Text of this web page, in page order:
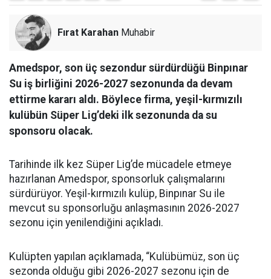
Fırat Karahan Muhabir
Amedspor, son üç sezondur sürdürdüğü Binpınar
Su iş birliğini 2026-2027 sezonunda da devam
ettirme kararı aldı. Böylece firma, yeşil-kırmızılı
kulübün Süper Lig’deki ilk sezonunda da su
sponsoru olacak.
Tarihinde ilk kez Süper Lig’de mücadele etmeye
hazırlanan Amedspor, sponsorluk çalışmalarını
sürdürüyor. Yeşil-kırmızılı kulüp, Binpınar Su ile
mevcut su sponsorluğu anlaşmasının 2026-2027
sezonu için yenilendiğini açıkladı.
Kulüpten yapılan açıklamada, “Kulübümüz, son üç
sezonda olduğu gibi 2026-2027 sezonu için de